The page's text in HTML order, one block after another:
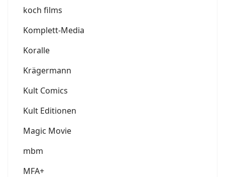
koch films
Komplett-Media
Koralle
Krägermann
Kult Comics
Kult Editionen
Magic Movie
mbm
MFA+